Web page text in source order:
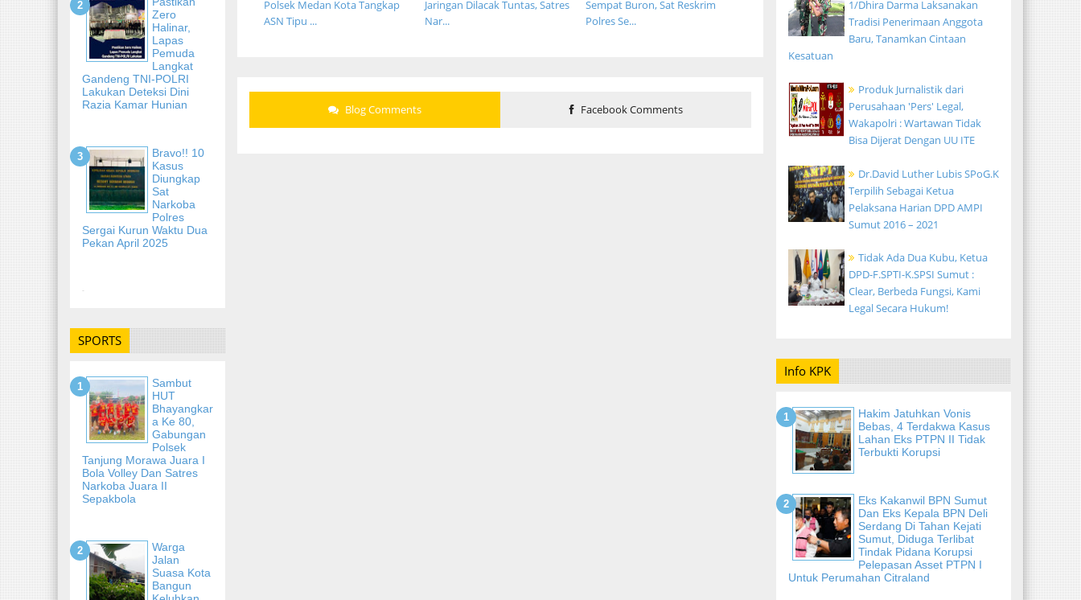
Zero
Halinar,
Lapas
Pemuda
Langkat
Gandeng TNI-POLRI
Lakukan Deteksi Dini
Razia Kamar Hunian
Bravo!! 10
Kasus
Diungkap
Sat
Narkoba
Polres
Sergai Kurun Waktu Dua
Pekan April 2025
-
SPORTS
Sambut
HUT
Bhayangkar
A Ke 80,
Gabungan
Polsek
Tanjung Morawa Juara I
Bola Volley Dan Satres
Narkoba Juara II
Sepakbola
Warga
Jalan
Suasa Kota
Bangun
Sempat Buron, Sat Reskrim
Polres Se...
Jaringan Dilacak Tuntas, Satres
Nar...
Polsek Medan Kota Tangkap
ASN Tipu ...
Blog Comments Facebook Comments
1/Dhira Darma Laksanakan
Tradisi Penerimaan Anggota
Baru, Tanamkan Cintaan
Kesatuan
Produk Jurnalistik dari
Perusahaan 'Pers' Legal,
Wakapolri : Wartawan Tidak
Bisa Dijerat Dengan UU ITE
Dr.David Luther Lubis SPoG.K
Terpilih Sebagai Ketua
Pelaksana Harian DPD AMPI
Sumut 2016 – 2021
Tidak Ada Dua Kubu, Ketua
DPD-F.SPTI-K.SPSI Sumut :
Clear, Berbeda Fungsi, Kami
Legal Secara Hukum!
Info KPK
Hakim Jatuhkan Vonis
Bebas, 4 Terdakwa Kasus
Lahan Eks PTPN II Tidak
Terbukti Korupsi
Eks Kakanwil BPN Sumut
Dan Eks Kepala BPN Deli
Serdang Di Tahan Kejati
Sumut, Diduga Terlibat
Tindak Pidana Korupsi
Pelepasan Asset PTPN I
Untuk Perumahan Citraland